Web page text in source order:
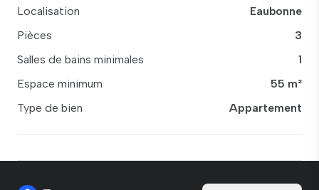
Localisation
Eaubonne
Pièces
3
Salles de bains minimales
1
Espace minimum
55 m²
Type de bien
Appartement